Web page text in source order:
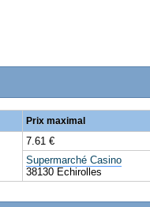
Prix maximal
7.61 €
Supermarché Casino
38130 Echirolles